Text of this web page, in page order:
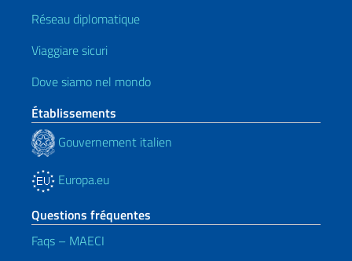
Réseau diplomatique
Viaggiare sicuri
Dove siamo nel mondo
Établissements
Gouvernement italien
Europa.eu
Questions fréquentes
Faqs – MAECI